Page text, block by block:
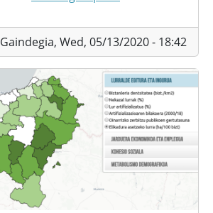
Gaindegia, Wed, 05/13/2020 - 18:42